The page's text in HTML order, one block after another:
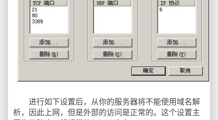
进行如下设置后，从你的服务器将不能使用域名解
析，因此上网，但是外部的访问是正常的。这个设置主